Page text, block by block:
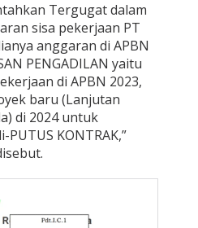
Tergugat dalam
sisa pekerjaan PT
anggaran di APBN
PENGADILAN yaitu
di APBN 2023,
baru (Lanjutan
di 2024 untuk
PUTUS KONTRAK,”